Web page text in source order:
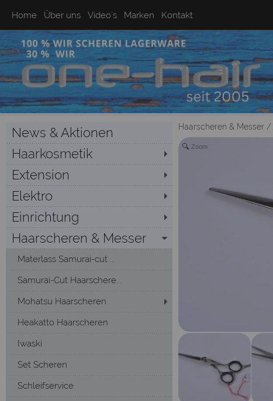
Home Über uns Video`s Marken Kontakt
News & Aktionen
Haarkosmetik
Extension
Elektro
Einrichtung
Haarscheren & Messer
Materlass Samurai-cut ...
Samurai-Cut Haarschere...
Mohatsu Haarscheren
Heakatto Haarscheren
Iwaski
Set Scheren
Schleifservice
Haarscheren & Messer /
Zoom